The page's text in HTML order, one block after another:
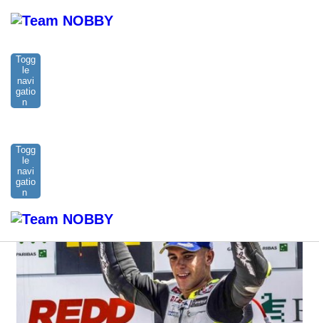
Togg
le
navi
gatio
n
Togg
le
navi
gatio
n
¡Seguimos luchando hasta el final!
2019.09.2
Estamos de vuelta, una vez más en el